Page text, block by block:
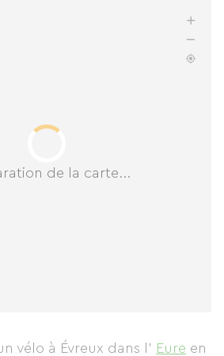
de la carte...
vélo à Évreux dans l' Eure en